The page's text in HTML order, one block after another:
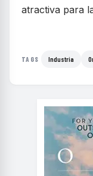
atractiva para
TAGS Industria